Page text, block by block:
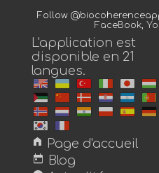
Follow
FaceBook,
L'application est
disponible en 21
langues.
home Page d'accueil
today Blog